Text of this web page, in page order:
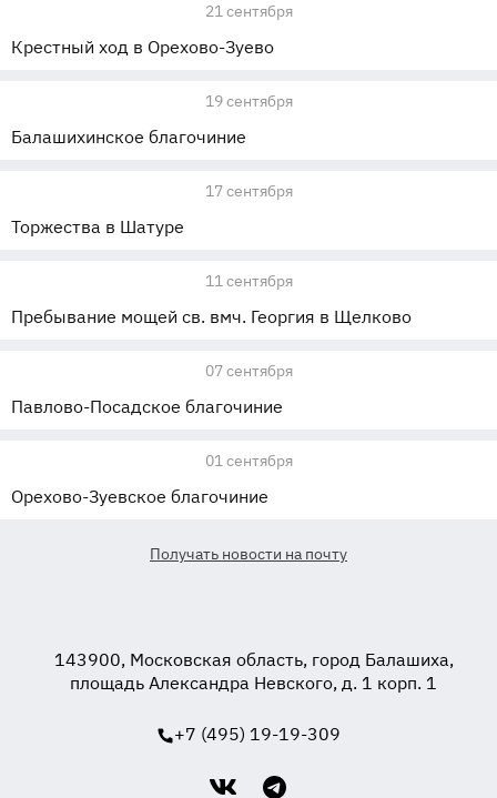
21 сентября
Крестный ход в Орехово-Зуево
19 сентября
Балашихинское благочиние
17 сентября
Торжества в Шатуре
11 сентября
Пребывание мощей св. вмч. Георгия в Щелково
07 сентября
Павлово-Посадское благочиние
01 сентября
Орехово-Зуевское благочиние
Получать новости на почту
143900, Московская область, город Балашиха,
площадь Александра Невского, д. 1 корп. 1
+7 (495) 19-19-309